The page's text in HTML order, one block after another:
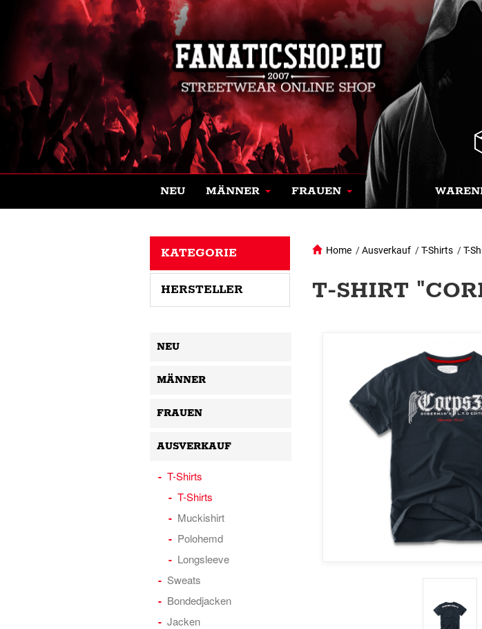
NEU MÄNNER FRAUEN
Home /Ausverkauf /T-Shirts /T-
T-SHIRT
KATEGORIE
HERSTELLER
NEU
MÄNNER
FRAUEN
AUSVERKAUF
T-Shirts
T-Shirts
Muckishirt
Polohemd
Longsleeve
Sweats
Bondedjacken
Jacken